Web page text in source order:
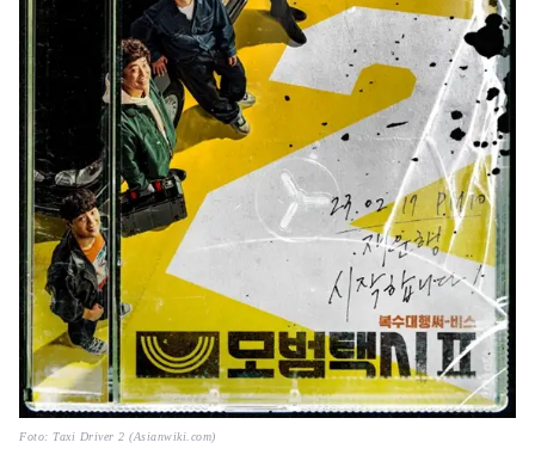
Foto: Taxi Driver 2 (Asianwiki.com)